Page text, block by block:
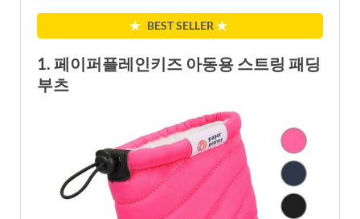
★ BEST SELLER ★
1. 페이퍼플레인키즈 아동용 스트링 패딩
부츠